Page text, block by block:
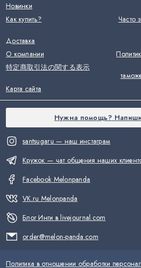
santsugaru — наш инстаграм
Кружок — чат общения наших
Facebook Melonpanda
VK.ru Melonpanda
Блог Инги в livejournal.com
order@melon-panda.com
Новинки
Как купить?
Часто
Доставка
О компании
特定商取引法の関する表示
Карта сайта
Нужна помощь?
Политика в отношении обработки